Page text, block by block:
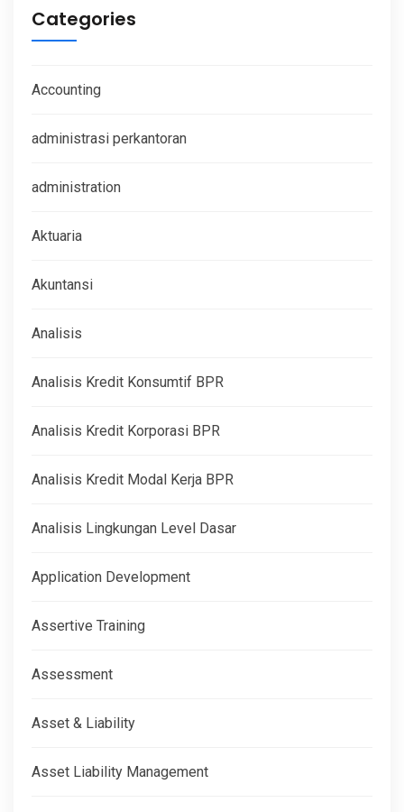
Categories
Accounting
administrasi perkantoran
administration
Aktuaria
Akuntansi
Analisis
Analisis Kredit Konsumtif BPR
Analisis Kredit Korporasi BPR
Analisis Kredit Modal Kerja BPR
Analisis Lingkungan Level Dasar
Application Development
Assertive Training
Assessment
Asset & Liability
Asset Liability Management